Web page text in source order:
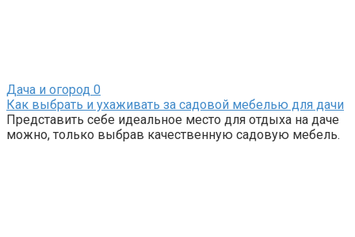
Дача и огород 0
Как выбрать и ухаживать за садовой мебелью для дачи
Представить себе идеальное место для отдыха на даче
можно, только выбрав качественную садовую мебель.